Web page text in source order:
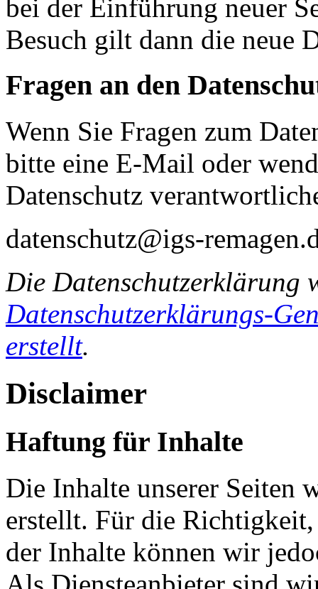
bei der Einführung neuer
Besuch gilt dann die neue
Fragen an den
Wenn Sie Fragen zum
bitte eine E-Mail oder
Datenschutz
datenschutz@igs-
Die Datenschutzerklärung
Datenschutzerklärungs-
erstellt.
Disclaimer
Haftung für Inhalte
Die Inhalte unserer Seiten
erstellt. Für die
der Inhalte können wir